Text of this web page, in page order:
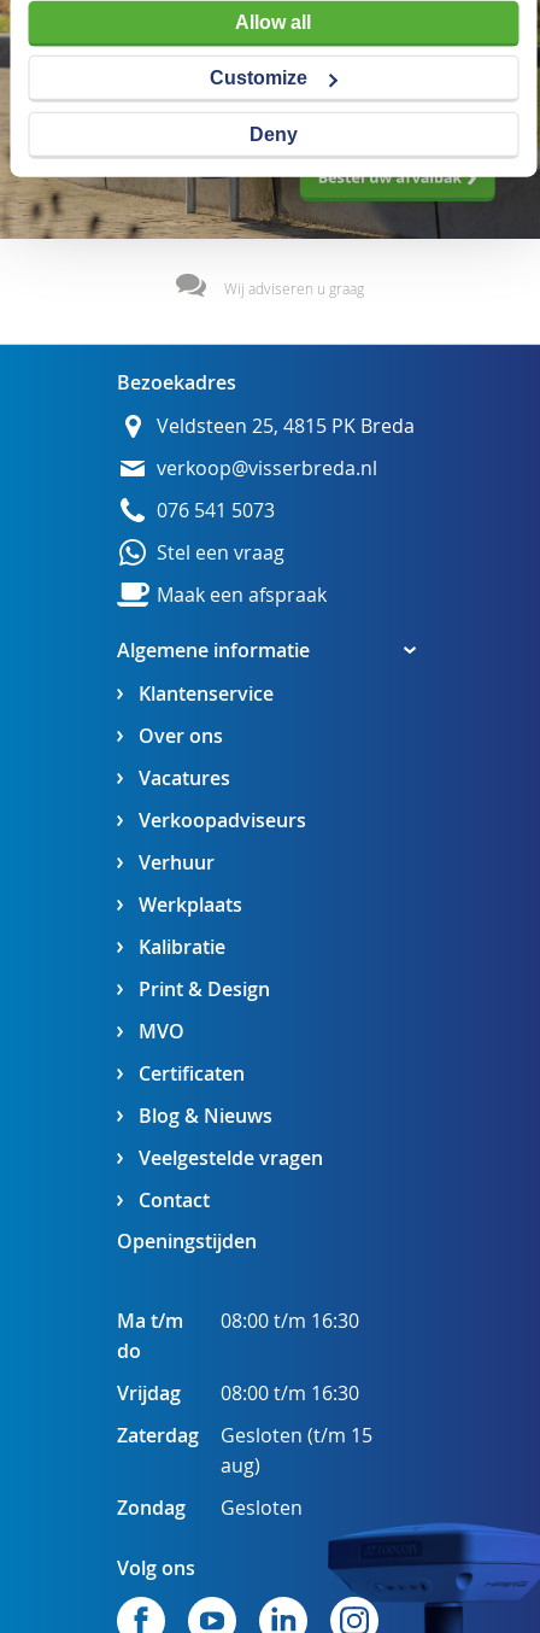
Allow all
Customize
Deny
Wij adviseren u graag
Algemene informatie
Klantenservice
Over ons
Vacatures
Verkoopadviseurs
Verhuur
Werkplaats
Kalibratie
Print & Design
MVO
Certificaten
Blog & Nieuws
Veelgestelde vragen
Contact
Bezoekadres
Veldsteen 25, 4815 PK Breda
verkoop@visserbreda.nl
076 541 5073
Stel een vraag
Maak een afspraak
Openingstijden
Ma t/m
do
08:00 t/m 16:30
Vrijdag
08:00 t/m 16:30
Zaterdag
Gesloten (t/m 15
aug)
Zondag
Gesloten
Volg ons